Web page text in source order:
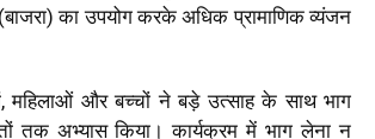
का उपयोग करके अधिक प्रामाणिक व्यंजन
महिलाओं और बच्चों ने बड़े उत्साह के साथ भाग
तक अभ्यास किया। कार्यक्रम में भाग लेना न